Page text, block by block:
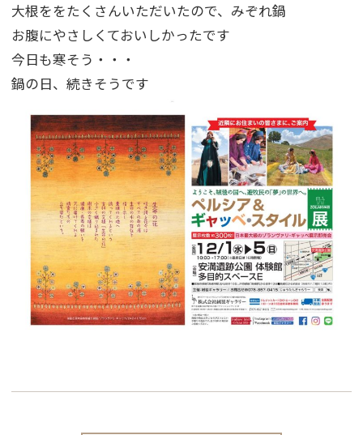
大根ををたくさんいただいたので、みぞれ鍋
お腹にやさしくておいしかったです
今日も寒そう・・・
鍋の日、続きそうです